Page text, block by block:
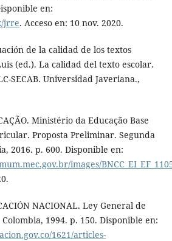
en:
jrre. Acceso en: 10 nov. 2020.
de la calidad de los textos
(ed.). La calidad del texto escolar.
SECAB. Universidad Javeriana.,
Ministério da Educação Base
Proposta Preliminar. Segunda
2016. p. 600. Disponible en:
images/
NACIONAL. Ley General de
1994. p. 150. Disponible en:
1621/articles-